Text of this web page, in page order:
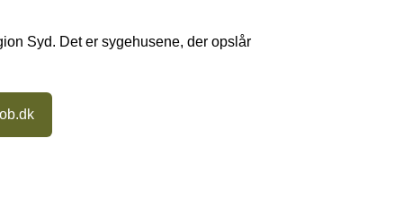
Syd. Det er sygehusene, der opslår